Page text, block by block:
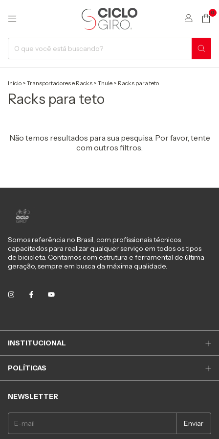
0
Início > Transportadores e Racks > Thule > Racks para teto
Racks para teto
Não temos resultados para sua pesquisa. Por favor, tente
com outros filtros.
Somos referência no Brasil, com profissionais técnicos
capacitados para realizar qualquer serviço em todos os tipos
de bicicleta. Contamos com estrutura e ferramental de última
geração, sempre em busca da máxima qualidade.
INSTITUCIONAL
POLÍTICAS
NEWSLETTER